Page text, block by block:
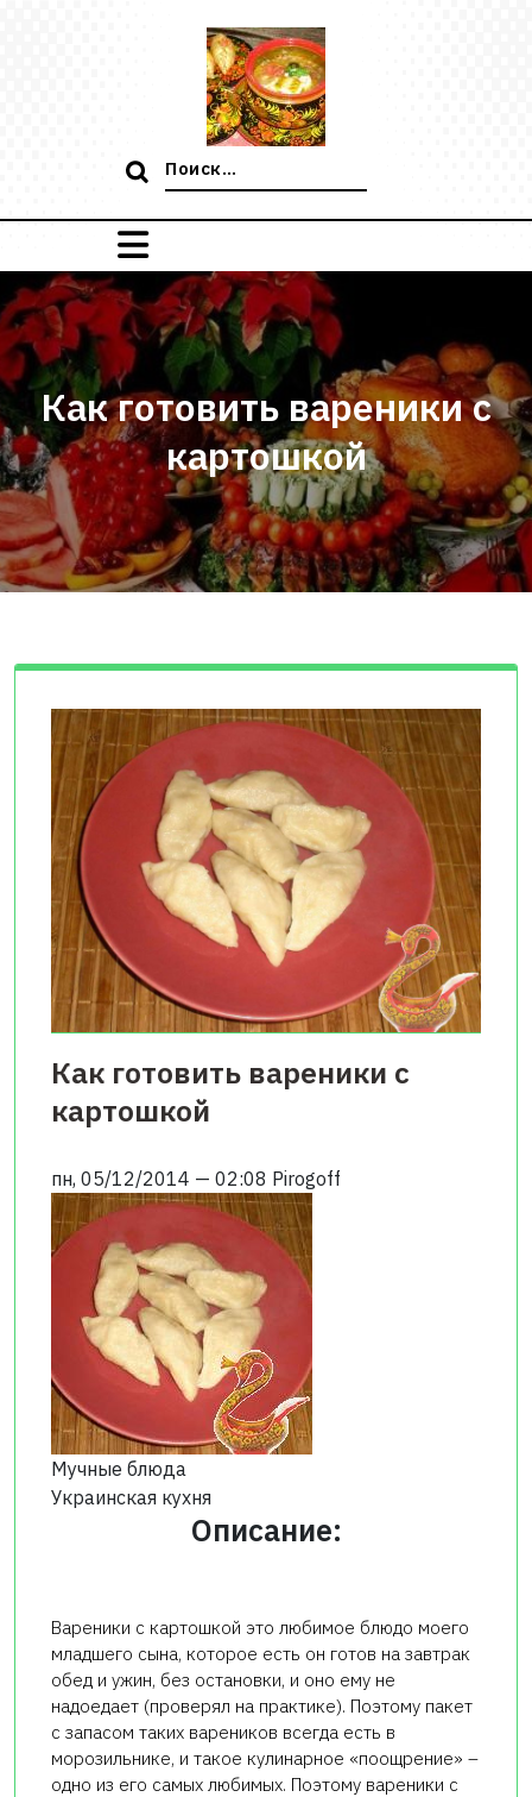
Поиск:
Как готовить вареники с
картошкой
Как готовить вареники с
картошкой
пн, 05/12/2014 — 02:08 Pirogoff
Мучные блюда
Украинская кухня
Описание:
Вареники с картошкой это любимое блюдо моего
младшего сына, которое есть он готов на завтрак
обед и ужин, без остановки, и оно ему не
надоедает (проверял на практике). Поэтому пакет
с запасом таких вареников всегда есть в
морозильнике, и такое кулинарное «поощрение» –
одно из его самых любимых. Поэтому вареники с